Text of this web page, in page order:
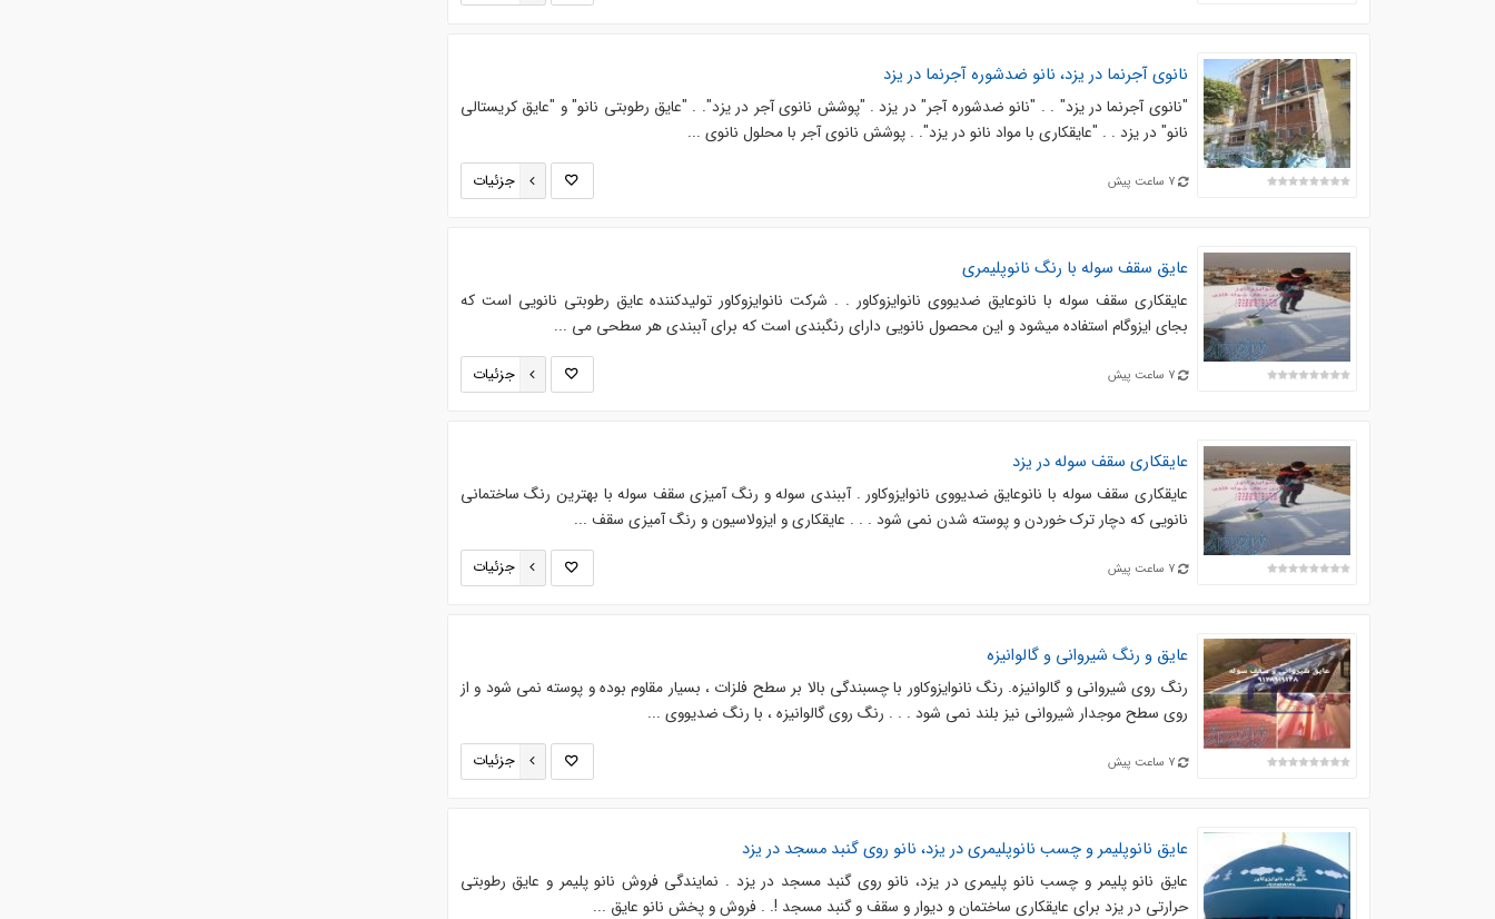
نانوی آجرنما در یزد، نانو ضدشوره آجرنما در یزد
"نانوی آجرنما در یزد" . . "نانو ضدشوره آجر" در یزد . "پوشش نانوی آجر در یزد". . "عایق رطوبتی نانو" و "عایق کریستالی
نانو" در یزد . . "عایقکاری با مواد نانو در یزد". . پوشش نانوی آجر با محلول نانوی ...
7 ساعت پیش جزئیات
عایق سقف سوله با رنگ نانوپلیمری
عایقکاری سقف سوله با نانوعایق ضدیووی نانوایزوکاور . . شرکت نانوایزوکاور تولیدکننده عایق رطوبتی نانویی است که
بجای ایزوگام استفاده میشود و این محصول نانویی دارای رنگبندی است که برای آببندی هر سطحی می ...
7 ساعت پیش جزئیات
عایقکاری سقف سوله در یزد
عایقکاری سقف سوله با نانوعایق ضدیووی نانوایزوکاور . آببندی سوله و رنگ آمیزی سقف سوله با بهترین رنگ ساختمانی
نانویی که دچار ترک خوردن و پوسته شدن نمی شود . . . عایقکاری و ایزولاسیون و رنگ آمیزی سقف ...
7 ساعت پیش جزئیات
عایق و رنگ شیروانی و گالوانیزه
رنگ روی شیروانی و گالوانیزه. رنگ نانوایزوکاور با چسبندگی بالا بر سطح فلزات ، بسیار مقاوم بوده و پوسته نمی شود و از
روی سطح موجدار شیروانی نیز بلند نمی شود . . . رنگ روی گالوانیزه ، با رنگ ضدیووی ...
7 ساعت پیش جزئیات
عایق نانوپلیمر و چسب نانوپلیمری در یزد، نانو روی گنبد مسجد در یزد
عایق نانو پلیمر و چسب نانو پلیمری در یزد، نانو روی گنبد مسجد در یزد . نمایندگی فروش نانو پلیمر و عایق رطوبتی
حرارتی در یزد برای عایقکاری ساختمان و دیوار و سقف و گنبد مسجد !. . فروش و پخش نانو عایق ...